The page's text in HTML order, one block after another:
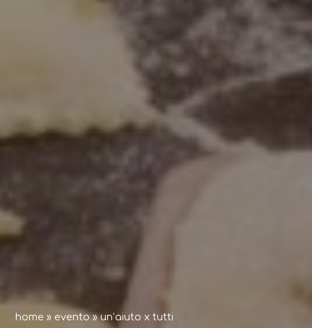
home » evento»un’aiuto x tutti